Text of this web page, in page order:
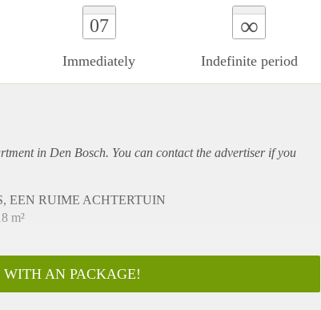
07
Immediately
∞
Indefinite period
in Den Bosch. You can contact the advertiser if you
EEN RUIME ACHTERTUIN
m²
AN PACKAGE!